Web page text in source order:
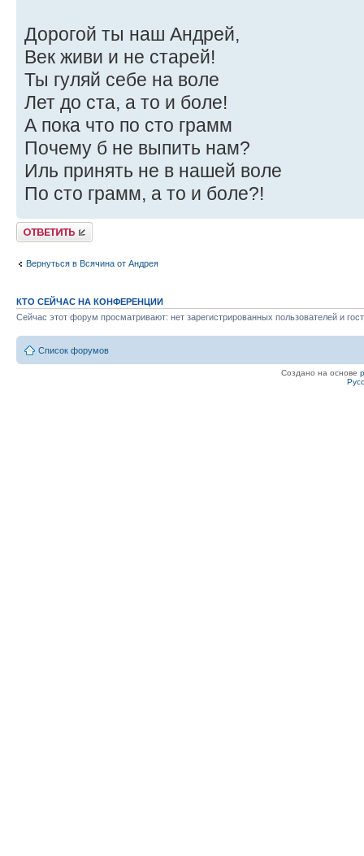
Дорогой ты наш Андрей,
Век живи и не старей!
Ты гуляй себе на воле
Лет до ста, а то и боле!
А пока что по сто грамм
Почему б не выпить нам?
Иль принять не в нашей воле
По сто грамм, а то и боле?!
Ответить
Вернуться в Всячина от Андрея
КТО СЕЙЧАС НА КОНФЕРЕНЦИИ
Сейчас этот форум просматривают: нет зарегистрированных пользователей и
Список форумов
Создано на основе